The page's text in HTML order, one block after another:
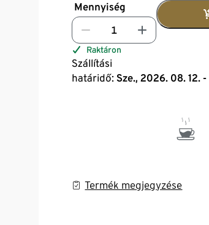
Mennyiség
Raktáron
Szállítási
határidő: Sze., 2026. 08. 12.
Termék megjegyzése